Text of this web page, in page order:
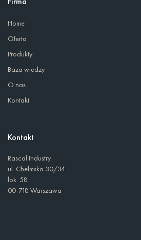
Home
Oferta
Produkty
Baza wiedzy
O nas
Kontakt
Kontakt
Rascal Industry
ul. Chełmska 30/34
lok. 58
00-718 Warszawa